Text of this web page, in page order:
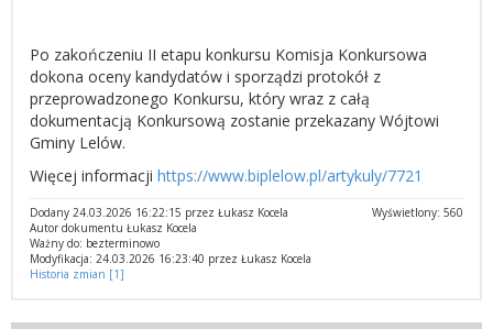
Po zakończeniu II etapu konkursu Komisja Konkursowa
dokona oceny kandydatów i sporządzi protokół z
przeprowadzonego Konkursu, który wraz z całą
dokumentacją Konkursową zostanie przekazany Wójtowi
Gminy Lelów.
Więcej informacji https://www.biplelow.pl/artykuly/7721
Wyświetlony: 560
Dodany 24.03.2026 16:22:15 przez Łukasz Kocela
Autor dokumentu Łukasz Kocela
Ważny do: bezterminowo
Modyfikacja: 24.03.2026 16:23:40 przez Łukasz Kocela
Historia zmian [1]